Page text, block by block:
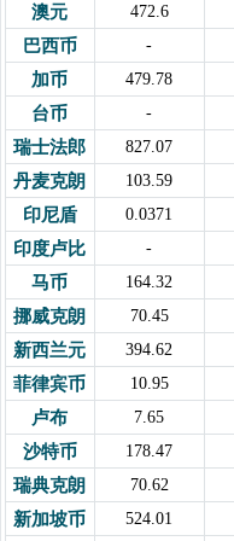
澳元 472.6
巴西币 -
加币 479.78
台币 -
瑞士法郎 827.07
丹麦克朗 103.59
印尼盾 0.0371
印度卢比 -
马币 164.32
挪威克朗 70.45
新西兰元 394.62
菲律宾币 10.95
卢布 7.65
沙特币 178.47
瑞典克朗 70.62
新加坡币 524.01